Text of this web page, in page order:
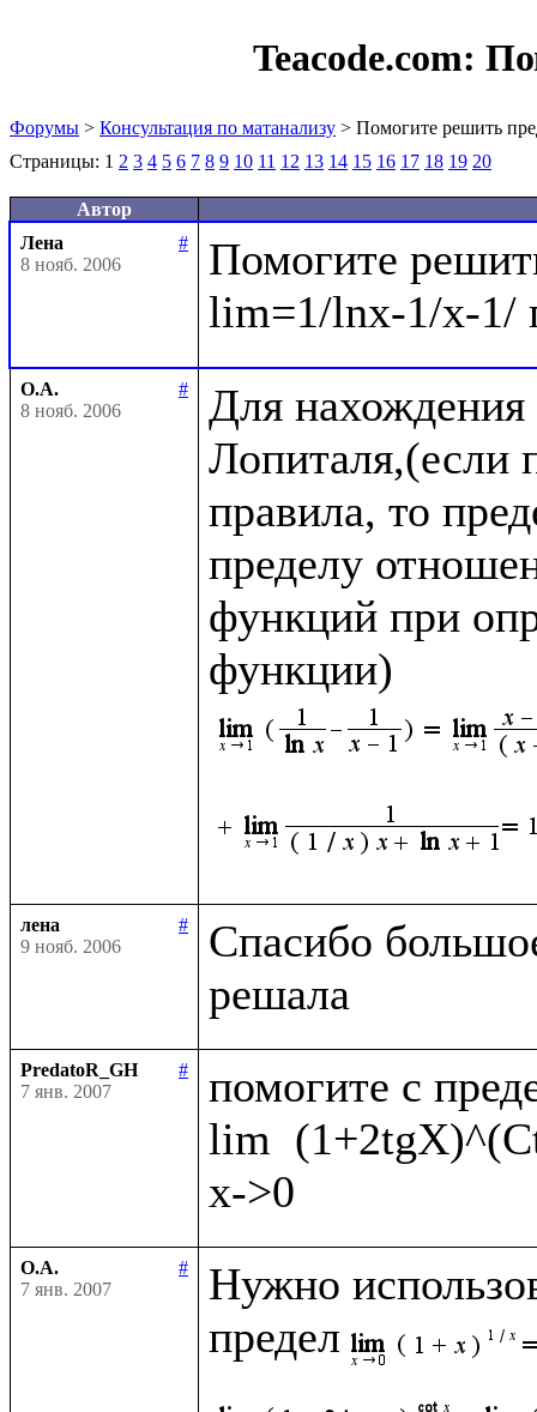
Teacode.com:
Форумы > Консультация по матанализу > Помогите решить
Страницы: 1 2 3 4 5 6 7 8 9 10 11 12 13 14 15 16 17 18 19 20
Автор
Лена
#
8 нояб. 2006
Помогите
О.А.
#
8 нояб. 2006
Для нахождения
Лопиталя,(если
правила, то
пределу
функций при
функции)
лена
#
9 нояб. 2006
Спасибо
PredatoR_GH
#
7 янв. 2007
помогите с
lim
О.А.
#
7 янв. 2007
Нужно
предел